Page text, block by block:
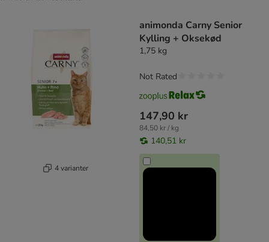
4 varianter
animonda Carny Senior
Kylling + Oksekød
1,75 kg
147,90 kr
84,50 kr / kg
140,51 kr
Not Rated